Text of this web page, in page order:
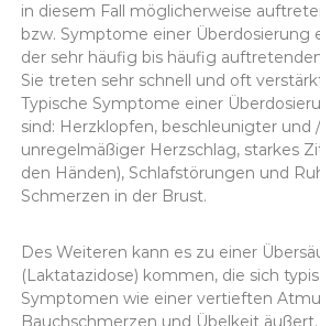
in diesem Fall möglicherweise
bzw. Symptome einer Überdosierung
der sehr häufig bis häufig
Sie treten sehr schnell und oft
Typische Symptome einer
sind: Herzklopfen, beschleunigter und
unregelmäßiger Herzschlag, starkes
den Händen), Schlafstörungen und
Schmerzen in der Brust.
Des Weiteren kann es zu einer
(Laktatazidose) kommen, die sich
Symptomen wie einer vertieften
Bauchschmerzen und Übelkeit äußert.